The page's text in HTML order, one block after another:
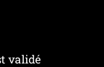
validé